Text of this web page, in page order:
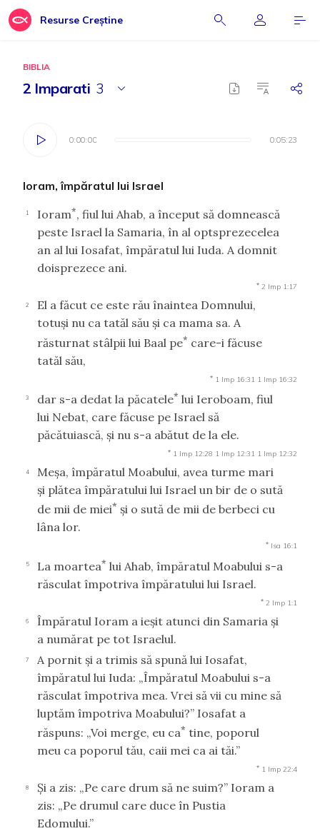
Resurse Creștine
BIBLIA
2 Imparati 3
0:00:00 0:05:23
0:00:00 0:05:23
Ioram, împăratul lui Israel
1 Ioram*, fiul lui Ahab, a început să domnească
peste Israel la Samaria, în al optsprezecelea
an al lui Iosafat, împăratul lui Iuda. A domnit
doisprezece ani.
* 2 Imp 1:17
2
El a făcut ce este rău înaintea Domnului,
totuşi nu ca tatăl său şi ca mama sa. A
răsturnat stâlpii lui Baal pe* care-i făcuse
tatăl său,
* 1 Imp 16:31 1 Imp 16:32
3 dar s-a dedat la păcatele* lui Ieroboam, fiul
lui Nebat, care făcuse pe Israel să
păcătuiască, şi nu s-a abătut de la ele.
* 1 Imp 12:28 1 Imp 12:31 1 Imp 12:32
4
Meşa, împăratul Moabului, avea turme mari
şi plătea împăratului lui Israel un bir de o sută
de mii de miei* şi o sută de mii de berbeci cu
lâna lor.
* Isa 16:1
5 La moartea* lui Ahab, împăratul Moabului s-a
răsculat împotriva împăratului lui Israel.
* 2 Imp 1:1
6
Împăratul Ioram a ieşit atunci din Samaria şi
a numărat pe tot Israelul.
7
A pornit şi a trimis să spună lui Iosafat,
împăratul lui Iuda: „Împăratul Moabului s-a
răsculat împotriva mea. Vrei să vii cu mine să
luptăm împotriva Moabului?” Iosafat a
răspuns: „Voi merge, eu ca* tine, poporul
meu ca poporul tău, caii mei ca ai tăi.”
* 1 Imp 22:4
8
Şi a zis: „Pe care drum să ne suim?” Ioram a
zis: „Pe drumul care duce în Pustia
Edomului.”